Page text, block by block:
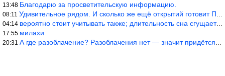
13:48 Благодарю за просветительскую информацию.
08:11 Удивительное рядом. И сколько же ещё открытий готовит Просвещень
04:14 вероятно стоит учитывать также; длительность сна сгущает кровото
17:55 милахи
20:31 А где разоблачение? Разоблачения нет — значит придётся принять к